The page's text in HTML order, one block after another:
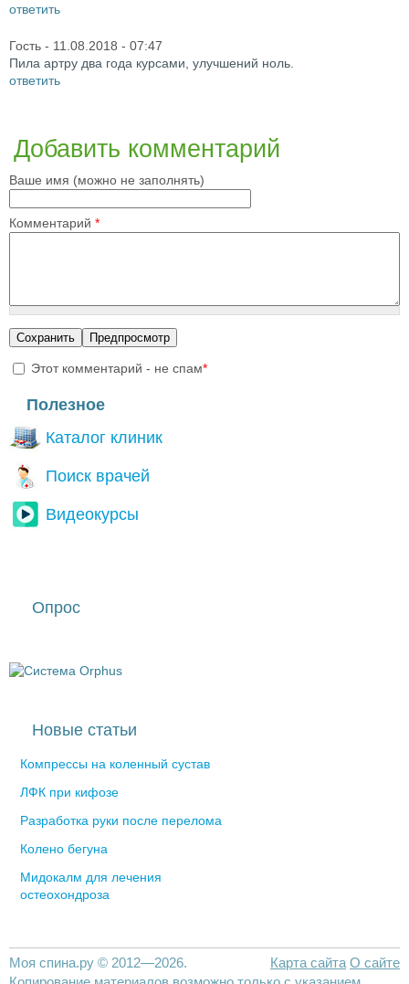
ответить
Гость - 11.08.2018 - 07:47
Пила артру два года курсами, улучшений ноль.
ответить
Добавить комментарий
Ваше имя (можно не заполнять)
Комментарий *
Этот комментарий - не спам*
Полезное
Каталог клиник
Поиск врачей
Видеокурсы
Опрос
Новые статьи
Компрессы на коленный сустав
ЛФК при кифозе
Разработка руки после перелома
Колено бегуна
Мидокалм для лечения
остеохондроза
Карта сайта О сайте
Моя спина.ру © 2012—2026.